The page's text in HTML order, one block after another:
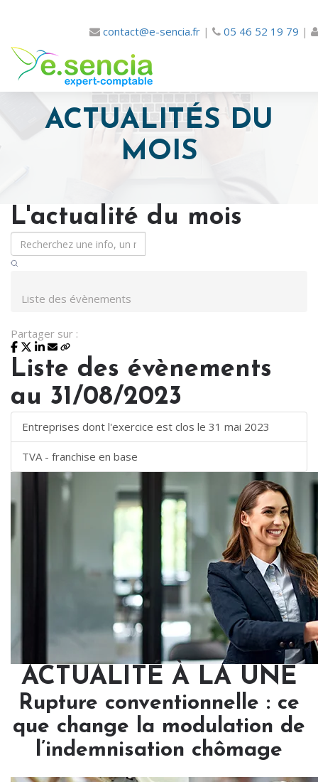
contact@e-sencia.fr | 05 46 52 19 79 |
ACTUALITÉS DU
MOIS
L'actualité du mois
Liste des évènements
Partager sur :
Liste des évènements
au 31/08/2023
Entreprises dont l'exercice est clos le 31 mai 2023
TVA - franchise en base
ACTUALITÉ À LA UNE
Rupture conventionnelle : ce
que change la modulation de
l’indemnisation chômage